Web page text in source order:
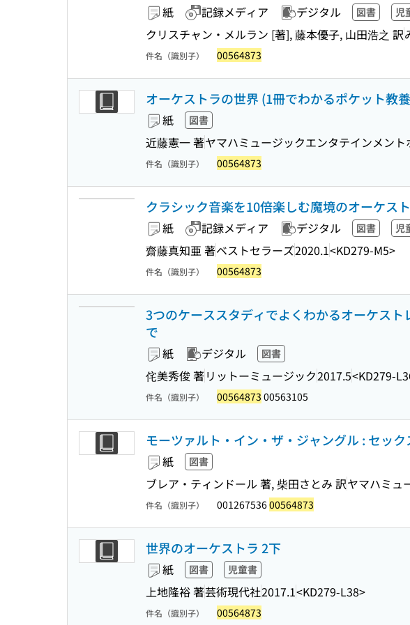
紙 記録メディア デジタル 図書 児
クリスチャン・メルラン [著], 藤本優子, 山田浩之 訳
件名（識別子） 00564873
オーケストラの世界 (1冊でわかるポケット教
紙 図書
近藤憲一 著ヤマハミュージックエンタテインメン
件名（識別子） 00564873
クラシック音楽を10倍楽しむ魔境のオーケス
紙 記録メディア デジタル 図書 児
齋藤真知亜 著ベストセラーズ2020.1<KD279-M5>
件名（識別子） 00564873
3つのケーススタディでよくわかるオーケス
で
紙 デジタル 図書
侘美秀俊 著リットーミュージック2017.5<KD279-
件名（識別子） 00564873 00563105
モーツァルト・イン・ザ・ジャングル : セッ
紙 図書
ブレア・ティンドール 著, 柴田さとみ 訳ヤマハミュ
件名（識別子） 00126753600564873
世界のオーケストラ 2下
紙 図書 児童書
上地隆裕 著芸術現代社2017.1<KD279-L38>
件名（識別子） 00564873